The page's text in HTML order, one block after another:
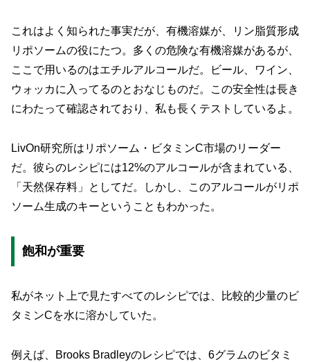
これはよく知られた事実だが、有機溶媒が、リン脂質形成
リポソームの役にたつ。多くの危険な有機溶媒があるが、
ここで用いるのはエチルアルコールだ。ビール、ワイン、
ウォッカに入ってるのとおなじものだ。この安全性は長き
にわたって確認されており、私も長くテストしているよ。
LivOn研究所はリポソーム・ビタミンC市場のリーダー
だ。彼らのレシピには12%のアルコールが含まれている、
「天然保存料」としてだ。しかし、このアルコールがリポ
ソーム生成のキーということもわかった。
飽和が重要
私がネット上で見たすべてのレシピでは、比較的少量のビ
タミンCを水に溶かしていた。
例えば、Brooks Bradleyのレシピでは、6グラムのビタミ